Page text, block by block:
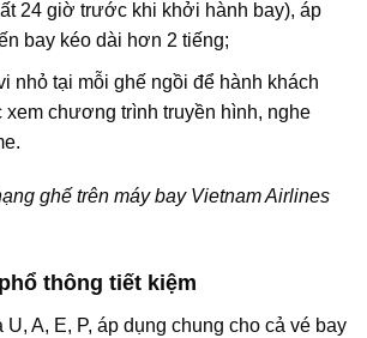
24 giờ trước khi khởi hành bay), áp
bay kéo dài hơn 2 tiếng;
nhỏ tại mỗi ghế ngồi để hành khách
xem chương trình truyền hình, nghe
ghế trên máy bay Vietnam Airlines
thông tiết kiệm
U, A, E, P, áp dụng chung cho cả vé bay